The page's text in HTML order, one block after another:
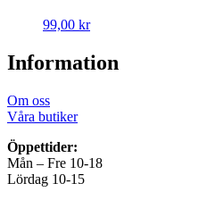
99,00 kr
Information
Om oss
Våra butiker
Öppettider:
Mån – Fre 10-18
Lördag 10-15